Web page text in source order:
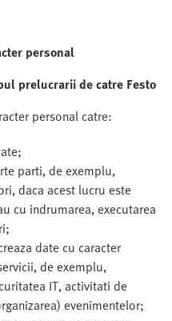
personal
prelucrarii de catre Festo
personal catre:
parti, de exemplu,
daca acest lucru este
cu indrumarea, executarea
date cu caracter
de exemplu,
IT, activitati de
evenimentelor;